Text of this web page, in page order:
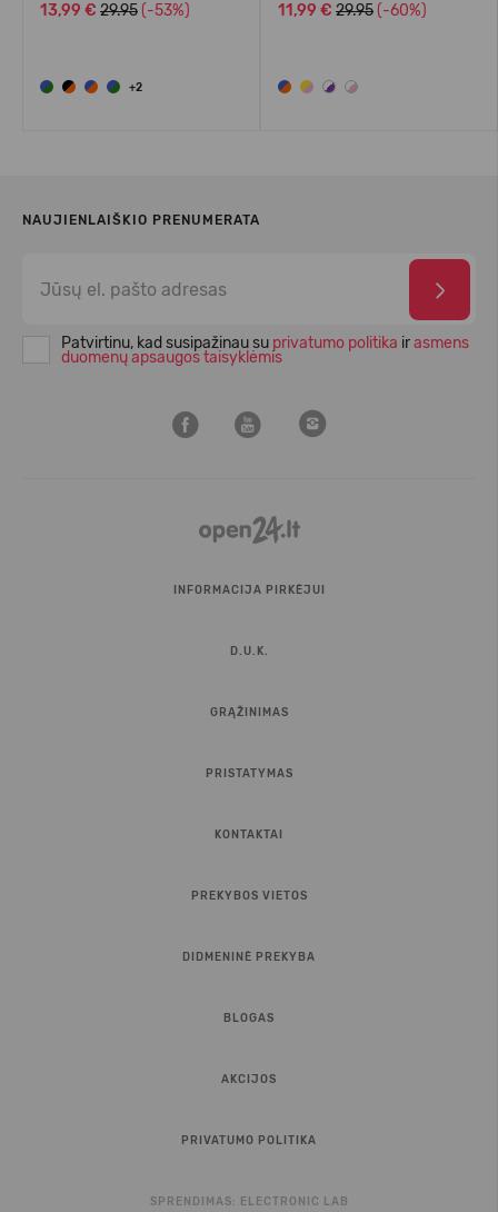
13,99 € 29.95 (-53%)
+2
11,99 € 29.95 (-60%)
NAUJIENLAIŠKIO PRENUMERATA
Patvirtinu, kad susipažinau su privatumo politika irasmens
duomenų apsaugos taisyklėmis
INFORMACIJA PIRKĖJUI
D.U.K.
GRĄŽINIMAS
PRISTATYMAS
KONTAKTAI
PREKYBOS VIETOS
DIDMENINĖ PREKYBA
BLOGAS
AKCIJOS
PRIVATUMO POLITIKA
SPRENDIMAS: ELECTRONIC LAB